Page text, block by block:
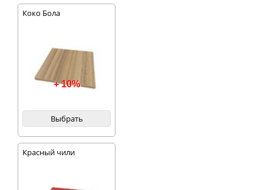
Коко Бола
+ 10%
Выбрать
Красный чили